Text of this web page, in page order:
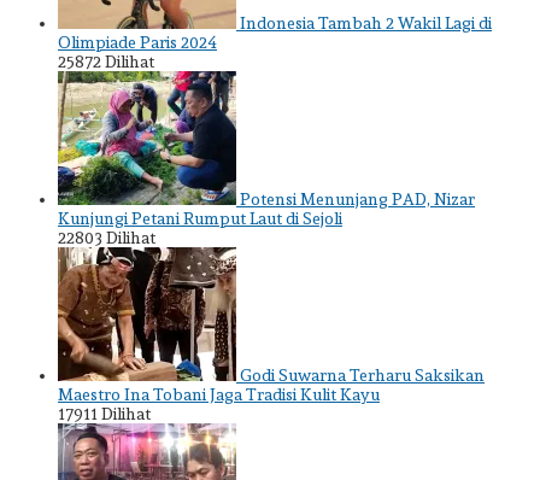
Indonesia Tambah 2 Wakil Lagi di
Olimpiade Paris 2024
25872 Dilihat
Potensi Menunjang PAD, Nizar
Kunjungi Petani Rumput Laut di Sejoli
22803 Dilihat
Godi Suwarna Terharu Saksikan
Maestro Ina Tobani Jaga Tradisi Kulit Kayu
17911 Dilihat